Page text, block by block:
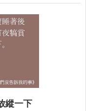
縱一下